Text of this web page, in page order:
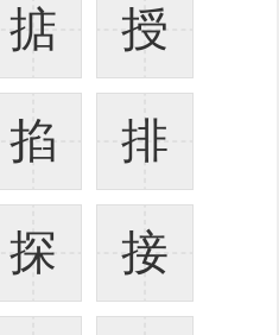
掂 授
掐 排
探 接